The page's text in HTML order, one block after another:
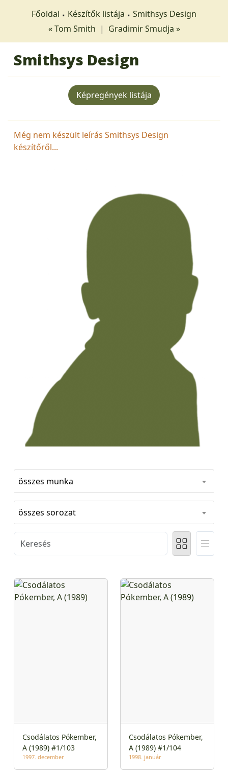
Főoldal Készítők listája
Smithsys Design
« Tom Smith | Gradimir Smudja »
Smithsys Design
Képregények listája
Még nem készült leírás Smithsys Design
készítőről...
összes munka
összes sorozat
Csodálatos Pókember,
A (1989) #1/103
1997. december
Csodálatos Pókember,
A (1989) #1/104
1998. január